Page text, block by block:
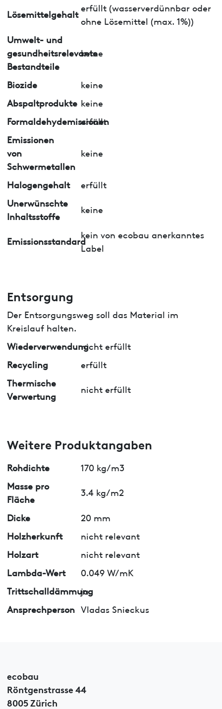
Lösemittelgehalt
erfüllt (wasserverdünnbar oder
ohne Lösemittel (max. 1%))
Umwelt- und
gesundheitsrelevante
Bestandteile
keine
Biozide
keine
Abspaltprodukte keine
Formaldehydemissionen
erfüllt
Emissionen
von
Schwermetallen
keine
Halogengehalt
erfüllt
Unerwünschte
Inhaltsstoffe
keine
Emissionsstandard
kein von ecobau anerkanntes
Label
Entsorgung
Der Entsorgungsweg soll das Material im
Kreislauf halten.
Wiederverwendungnicht erfüllt
Recycling
erfüllt
Thermische
Verwertung
nicht erfüllt
Weitere Produktangaben
Rohdichte
170 kg/m3
Masse pro
Fläche
3.4 kg/m2
Dicke
20 mm
Holzherkunft
nicht relevant
Holzart
nicht relevant
Lambda-Wert
0.049 W/mK
Trittschalldämmung
ja
Ansprechperson Vladas Snieckus
ecobau
Röntgenstrasse 44
8005 Zürich